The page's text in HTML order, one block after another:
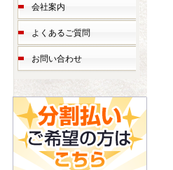
会社案内
よくあるご質問
お問い合わせ